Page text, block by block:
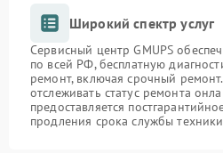
Широкий спектр услуг
Сервисный центр GMUPS
по всей РФ, бесплатную
ремонт, включая срочный
отслеживать статус ремонта
предоставляется
продления срока службы техники